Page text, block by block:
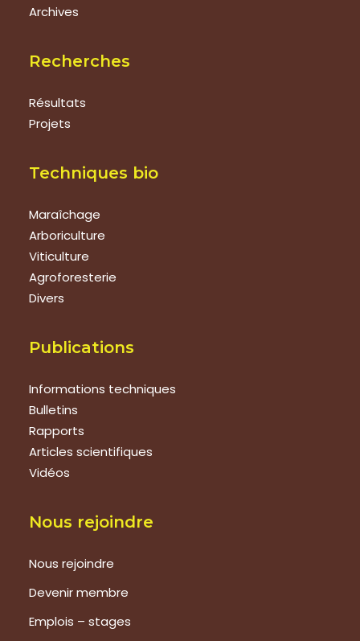
Archives
Recherches
Résultats
Projets
Techniques bio
Maraîchage
Arboriculture
Viticulture
Agroforesterie
Divers
Publications
Informations techniques
Bulletins
Rapports
Articles scientifiques
Vidéos
Nous rejoindre
Nous rejoindre
Devenir membre
Emplois – stages